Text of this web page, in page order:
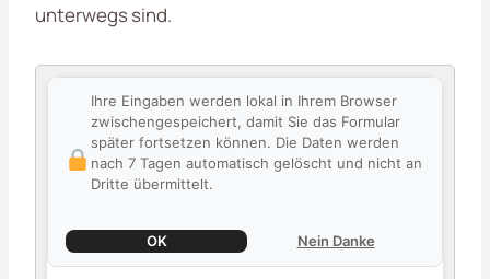
unterwegs sind.
Ihre Eingaben werden lokal in Ihrem Browser
zwischengespeichert, damit Sie das Formular
später fortsetzen können. Die Daten werden
nach 7 Tagen automatisch gelöscht und nicht an
Dritte übermittelt.
OK Nein Danke